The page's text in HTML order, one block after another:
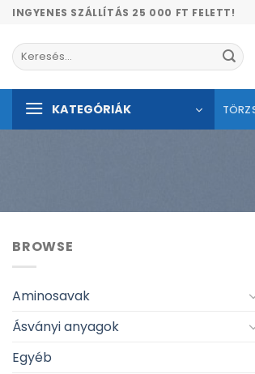
Skip
content
INGYENES SZÁLLÍTÁS 25 000 FT FELETT!
Keresés
a
KATEGÓRIÁK
BROWSE
Aminosavak
Ásványi anyagok
Egyéb